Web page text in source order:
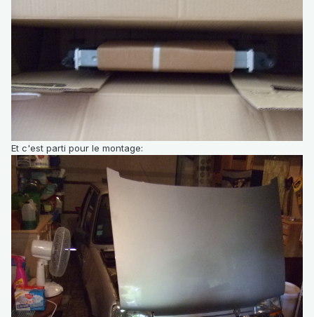
Et c'est parti pour le montage: